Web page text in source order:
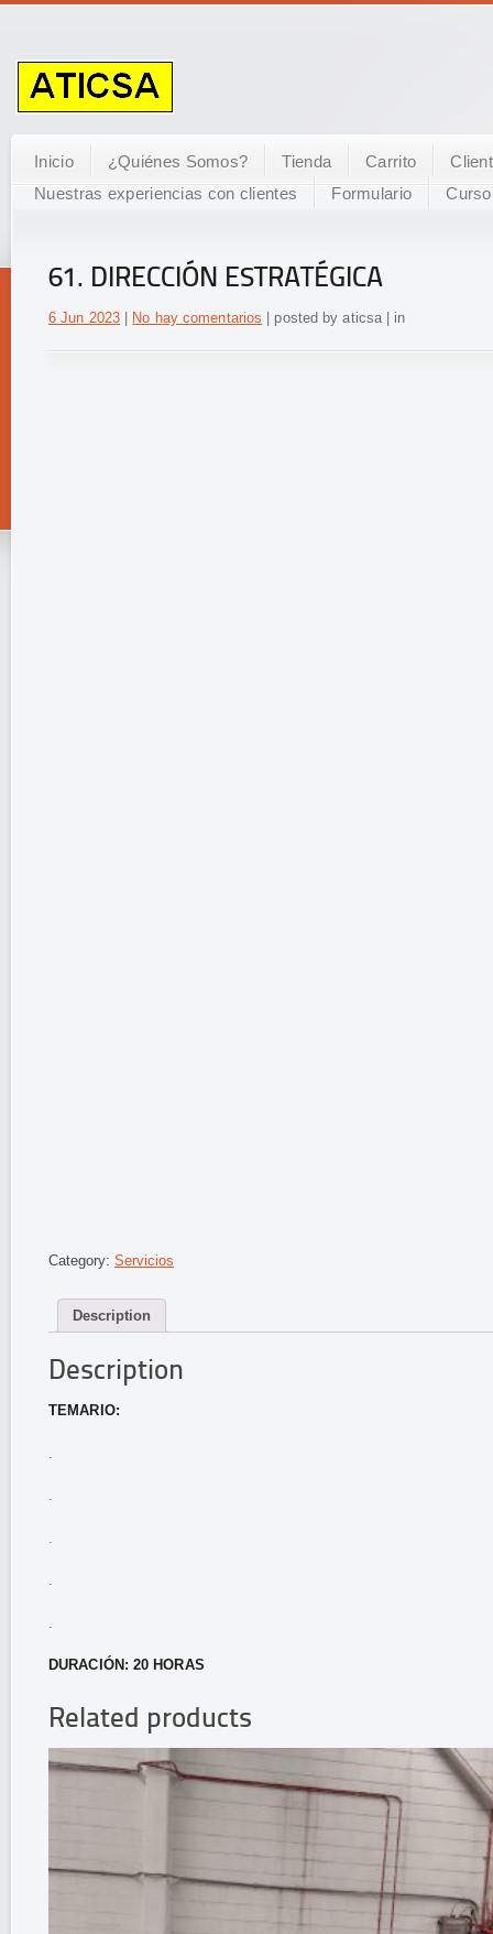
Inicio ¿Quiénes Somos? Tienda Carrito
Nuestras experiencias con clientes
Formulario Curso
61. DIRECCIÓN ESTRATÉGICA
6 Jun 2023 No hay comentarios | posted by aticsa | in
Category: Servicios
Description
Description
TEMARIO:
.
.
DURACIÓN: 20 HORAS
Related products